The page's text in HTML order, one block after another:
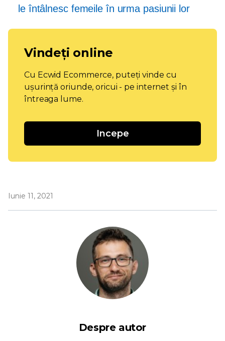
le întâlnesc femeile în urma pasiunii lor
Vindeți online
Cu Ecwid Ecommerce, puteți vinde cu
ușurință oriunde, oricui - pe internet și în
întreaga lume.
Incepe
Iunie 11, 2021
Despre autor